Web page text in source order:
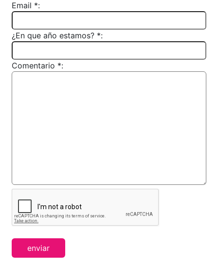
Email *:
¿En que año estamos? *:
Comentario *:
enviar